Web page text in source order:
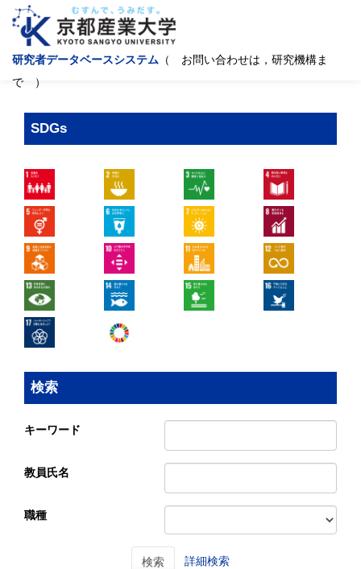
研究者データベースシステム （ お問い合わせは，研究機構ま
で ）
SDGs
検索
キーワード
教員氏名
職種
検索 詳細検索